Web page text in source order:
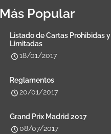
Más Popular
Listado de Cartas Prohibidas y
Limitadas
18/01/2017
Reglamentos
20/01/2017
Grand Prix Madrid 2017
08/07/2017